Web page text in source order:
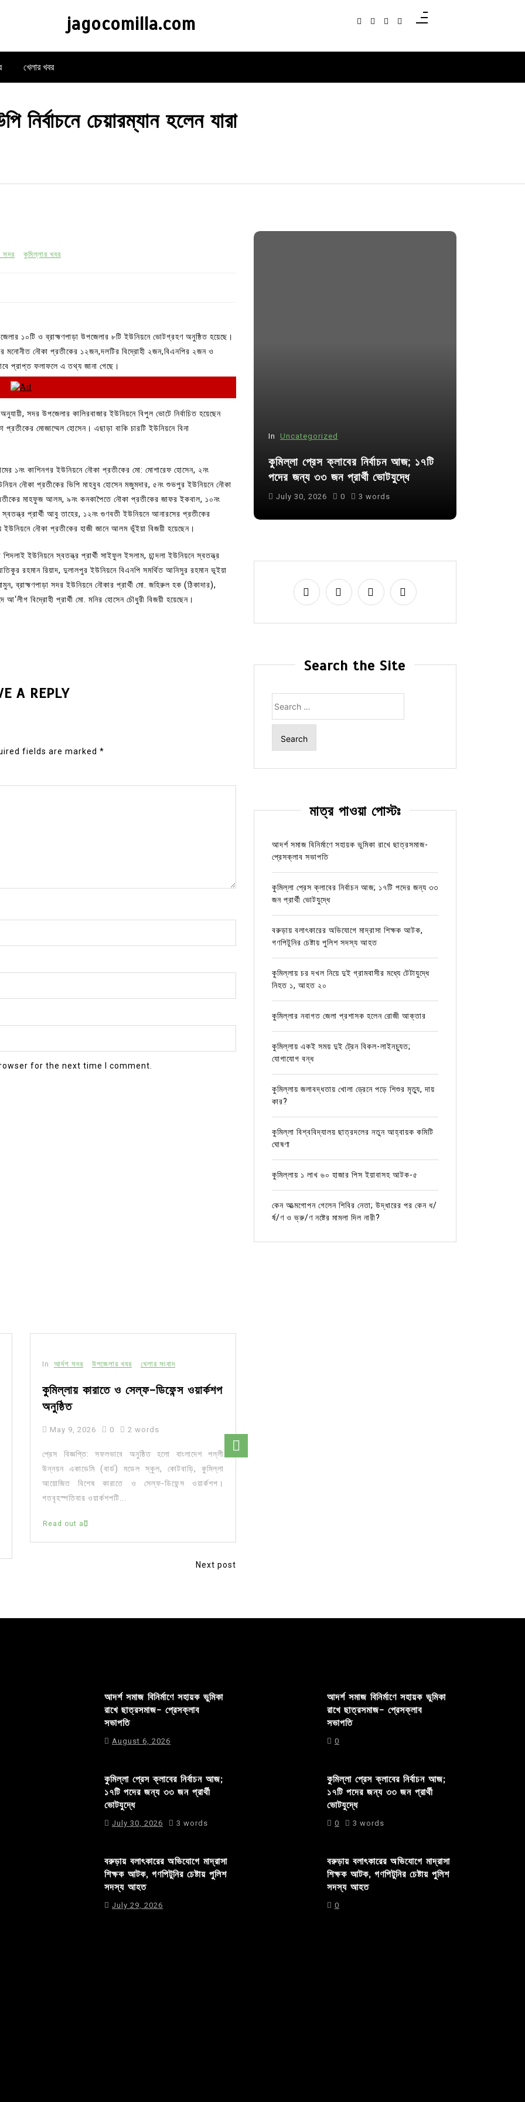
jagocomilla.com
খেলার খবর
চেয়ারম্যান হলেন যারা
সদর কুমিল্লার খবর
১০টি ও ব্রাহ্মণপাড়া উপজেলার ৮টি ইউনিয়নে ভোটগ্রহণ অনুষ্ঠিত হয়েছে।
মনোনীত নৌকা প্রতীকের ১২জন,দলটির বিদ্রোহী ২জন,বিএনপির ২জন ও
প্রাপ্ত ফলাফলে এ তথ্য জানা গেছে।
সদর উপজেলার কালিরবাজার ইউনিয়নে বিপুল ভোটে নির্বাচিত হয়েছেন
মোজাম্মেল হোসেন। এছাড়া বাকি চারটি ইউনিয়নে বিনা
১নং কাশিনগর ইউনিয়নে নৌকা প্রতীকের মো: মোশারেফ হোসেন, ২নং
নৌকা প্রতীকের ভিপি মাহবুব হোসেন মজুমদার, ৫নং শুভপুর ইউনিয়নে নৌকা
মাহফুজ আলম, ৯নং কনকাপৈতে নৌকা প্রতীকের জাফর ইকবাল, ১০নং
প্রার্থী আবু তাহের, ১২নং গুণবতী ইউনিয়নে আনারসের প্রতীকের
ইউনিয়নে নৌকা প্রতীকের হাজী জানে আলম ভূঁইয়া বিজয়ী হয়েছেন।
শিদলাই ইউনিয়নে স্বতন্ত্র প্রার্থী সাইফুল ইসলাম, চান্দলা ইউনিয়নে স্বতন্ত্র
রহমান রিয়াদ, দুলালপুর ইউনিয়নে বিএনপি সমর্থিত আনিসুর রহমান ভূইয়া
ব্রাহ্মণপাড়া সদর ইউনিয়নে নৌকার প্রার্থী মো. জহিরুল হক (ঠিকাদার),
বিদ্রোহী প্রার্থী মো. মনির হোসেন চৌধুরী বিজয়ী হয়েছেন।
A REPLY
fields are marked *
for the next time I comment.
In আর্দশ সদর উপজেলার খবর খেলার সংবাদ
কুমিল্লায় কারাতে ও সেল্ফ-ডিফেন্স ওয়ার্কশপ
অনুষ্ঠিত
May 9, 2026 0 2 words
প্রেস বিজ্ঞপ্তি: সফলভাবে অনুষ্ঠিত হলো বাংলাদেশ পল্লী
উন্নয়ন একাডেমি (বার্ড) মডেল স্কুল, কোটবাড়ি, কুমিল্লা
আয়োজিত বিশেষ কারাতে ও সেল্ফ-ডিফেন্স ওয়ার্কশপ।
গতবৃহস্পতিবার ওয়ার্কশপটি...
Read out all
Next post
ছাত্রসমাজ- প্রেসক্লাব সভাপতি
August 6, 2026 0
In Uncategorized
কুমিল্লা প্রেস ক্লাবের নির্বাচন আজ; ১৭টি
পদের জন্য ৩৩ জন প্রার্থী ভোটযুদ্ধে
July 30, 2026 0 3 words
Search the Site
for:
মাত্র পাওয়া পোস্টঃ
আদর্শ সমাজ বিনির্মাণে সহায়ক ভুমিকা রাখে ছাত্রসমাজ-
প্রেসক্লাব সভাপতি
কুমিল্লা প্রেস ক্লাবের নির্বাচন আজ; ১৭টি পদের জন্য ৩৩
জন প্রার্থী ভোটযুদ্ধে
বরুড়ায় বলাৎকারের অভিযোগে মাদ্রাসা শিক্ষক আটক,
গণপিটুনির চেষ্টায় পুলিশ সদস্য আহত
কুমিল্লায় চর দখল নিয়ে দুই গ্রামবাসীর মধ্যে টেটাযুদ্ধে
নিহত ১, আহত ২০
কুমিল্লার নবাগত জেলা প্রশাসক হলেন রোজী আক্তার
কুমিল্লায় একই সময় দুই ট্রেন বিকল-লাইনচ্যুত;
যোগাযোগ বন্ধ
কুমিল্লায় জলাবদ্ধতায় খোলা ড্রেনে পড়ে শিশুর মৃত্যু, দায়
কার?
কুমিল্লা বিশ্ববিদ্যালয় ছাত্রদলের নতুন আহ্বায়ক কমিটি
ঘোষণা
কুমিল্লায় ১ লাখ ৬০ হাজার পিস ইয়াবাসহ আটক-৫
কেন আত্মগোপন গেলেন শিবির নেতা; উদ্ধারের পর কেন ধ/
র্ষ/ণ ও ভ্রু/ণ নষ্টের মামলা দিল নারী?
আদর্শ সমাজ বিনির্মাণে সহায়ক ভুমিকা
রাখে ছাত্রসমাজ- প্রেসক্লাব
সভাপতি
August 6, 2026
কুমিল্লা প্রেস ক্লাবের নির্বাচন আজ;
১৭টি পদের জন্য ৩৩ জন প্রার্থী
ভোটযুদ্ধে
July 30, 2026 3 words
বরুড়ায় বলাৎকারের অভিযোগে মাদ্রাসা
শিক্ষক আটক, গণপিটুনির চেষ্টায় পুলিশ
সদস্য আহত
July 29, 2026
আদর্শ সমাজ বিনির্মাণে সহায়ক ভুমিকা
রাখে ছাত্রসমাজ- প্রেসক্লাব
সভাপতি
0
কুমিল্লা প্রেস ক্লাবের নির্বাচন আজ;
১৭টি পদের জন্য ৩৩ জন প্রার্থী
ভোটযুদ্ধে
0 3 words
বরুড়ায় বলাৎকারের অভিযোগে মাদ্রাসা
শিক্ষক আটক, গণপিটুনির চেষ্টায় পুলিশ
সদস্য আহত
0